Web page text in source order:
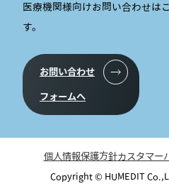
医療機関様向けお問い合わせは
す。
お問い合わせ
フォームへ
個人情報保護方針カスタマー
Copyright © HUMEDIT